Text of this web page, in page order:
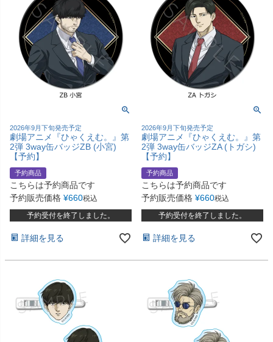
2026年9月下旬発売予定
劇場アニメ『ひゃくえむ。』第
2弾 3way缶バッジZB (小宮)
【予約】
予約商品
こちらは予約商品です
予約販売価格 ¥660税込
予約受付を終了しました。
詳細を見る
2026年9月下旬発売予定
劇場アニメ『ひゃくえむ。』第
2弾 3way缶バッジZA (トガシ)
【予約】
予約商品
こちらは予約商品です
予約販売価格 ¥660税込
予約受付を終了しました。
詳細を見る